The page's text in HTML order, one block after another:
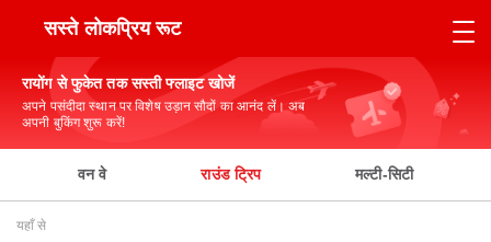
सस्ते लोकप्रिय रूट
रायोंग से फुकेत तक सस्ती फ्लाइट खोजें
अपने पसंदीदा स्थान पर विशेष उड़ान सौदों का आनंद लें। अब
अपनी बुकिंग शुरू करें!
वन वे राउंड ट्रिप मल्टी-सिटी
यहाँ से